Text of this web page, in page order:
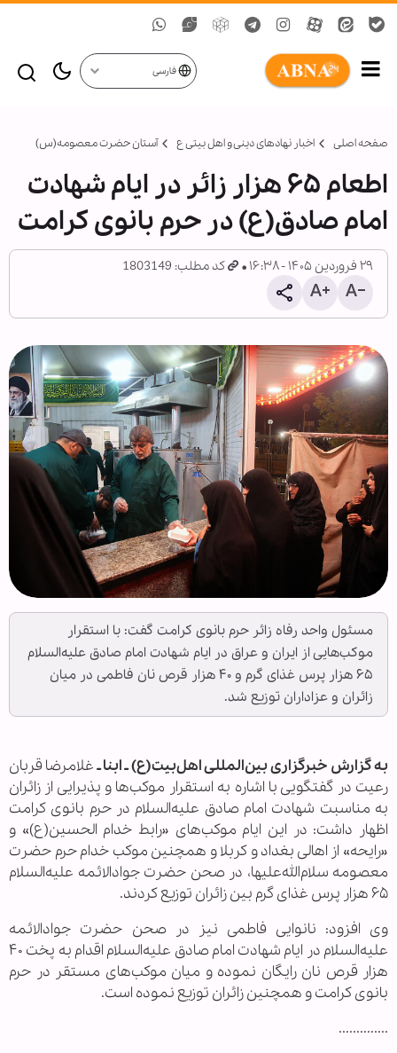
فارسی
صفحه اصلی اخبار نهادهای دینی و اهل بیتی ع آستان حضرت معصومه(س)
اطعام ۶۵ هزار زائر در ایام شهادت
امام صادق(ع) در حرم بانوی کرامت
۲۹ فروردین ۱۴۰۵ - ۱۶:۳۸ کد مطلب: 1803149
مسئول واحد رفاه زائر حرم بانوی کرامت گفت: با استقرار
موکب‌هایی از ایران و عراق در ایام شهادت امام صادق علیه‌السلام
۶۵ هزار پرس غذای گرم و ۴۰ هزار قرص نان فاطمی در میان
زائران و عزاداران توزیع شد.
به گزارش خبرگزاری بین‌المللی اهل‌بیت(ع) ـ ابنا ـغلامرضا قربان
رعیت در گفتگویی با اشاره به استقرار موکب‌ها و پذیرایی از زائران
به مناسبت شهادت امام صادق علیه‌السلام در حرم بانوی کرامت
اظهار داشت: در این ایام موکب‌های «رابط خدام الحسین(ع)» و
«رایحه» از اهالی بغداد و کربلا و همچنین موکب خدام حرم حضرت
معصومه سلام‌الله‌علیها، در صحن حضرت جوادالائمه علیه‌السلام
۶۵ هزار پرس غذای گرم بین زائران توزیع کردند.
وی افزود: نانوایی فاطمی نیز در صحن حضرت جوادالائمه
علیه‌السلام در ایام شهادت امام صادق علیه‌السلام اقدام به پخت ۴۰
هزار قرص نان رایگان نموده و میان موکب‌های مستقر در حرم
بانوی کرامت و همچنین زائران توزیع نموده است.
..............